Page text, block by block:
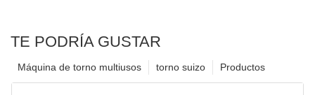
TE PODRÍA GUSTAR
Productos
torno suizo
Máquina de torno multiusos